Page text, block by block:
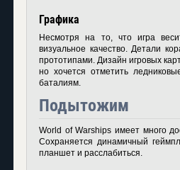
Графика
Несмотря на то, что игра
визуальное качество. Детали
прототипами. Дизайн игровых
но хочется отметить
баталиям.
Подытожим
World of Warships имеет много
Сохраняется динамичный
планшет и расслабиться.